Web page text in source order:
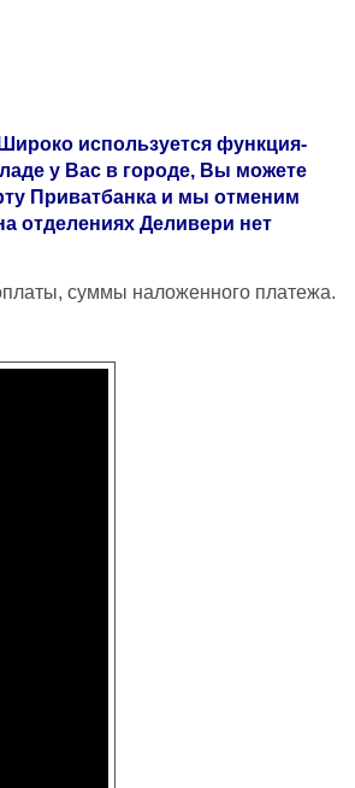
используется функция-
у Вас в городе, Вы можете
Приватбанка и мы отменим
отделениях Деливери нет
суммы наложенного платежа.